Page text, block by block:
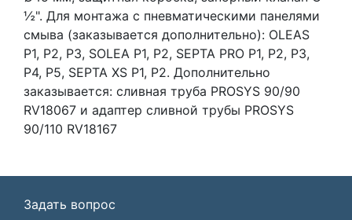
½". Для монтажа с пневматическими панелями
смыва (заказывается дополнительно): OLEAS
P1, P2, P3, SOLEA P1, P2, SEPTA PRO P1, P2, P3,
P4, P5, SEPTA XS P1, P2. Дополнительно
заказывается: сливная труба PROSYS 90/90
RV18067 и адаптер сливной трубы PROSYS
90/110 RV18167
Задать вопрос